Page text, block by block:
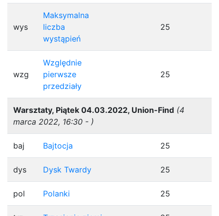
wys
Maksymalna
liczba
wystąpień
25
wzg
Względnie
pierwsze
przedziały
25
Warsztaty, Piątek 04.03.2022, Union-Find (4
marca 2022, 16:30 - )
baj Bajtocja 25
dys Dysk Twardy 25
pol Polanki 25